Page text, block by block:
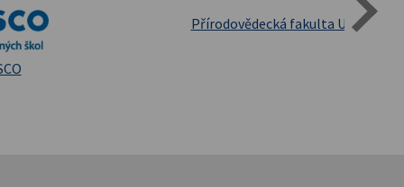
Státní oblastní archív Třeboň